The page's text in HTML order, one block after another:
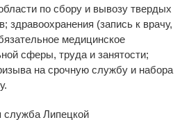
по сбору и вывозу твердых
здравоохранения (запись к врачу,
медицинское
сферы, труда и занятости;
на срочную службу и набора
служба Липецкой